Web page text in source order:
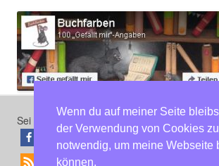
Sei der erste, der diesen Beitrag teilt
teilen
RSS-feed
Wenn du auf meiner Seite
der Verwendung von Cookies
notwendig, um meine Webseite
können.